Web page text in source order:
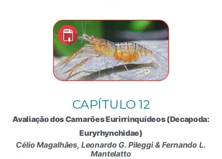
CAPÍTULO 12
Avaliação dos Camarões Eurirrinquídeos (Decapoda:
Euryrhynchidae)
Célio Magalhães, Leonardo G. Pileggi & Fernando L.
Mantelatto